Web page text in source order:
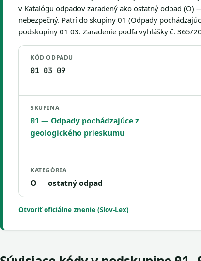
v Katalógu odpadov zaradený ako ostatný odpad (O)
nebezpečný. Patrí do skupiny 01 (Odpady
podskupiny 01 03. Zaradenie podľa vyhlášky č. 365/
KÓD ODPADU
01 03 09
SKUPINA
01— Odpady pochádzajúce z
geologického prieskumu
KATEGÓRIA
O — ostatný odpad
Otvoriť oficiálne znenie (Slov-Lex)